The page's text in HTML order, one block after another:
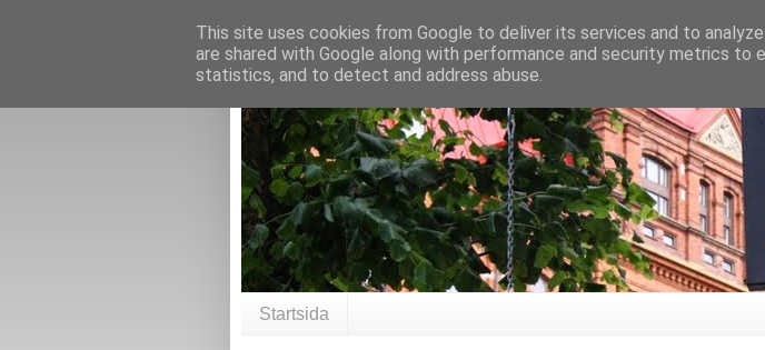
Startsida
This site uses cookies from Google to deliver its services and to
are shared with Google along with performance and security metrics to
statistics, and to detect and address abuse.